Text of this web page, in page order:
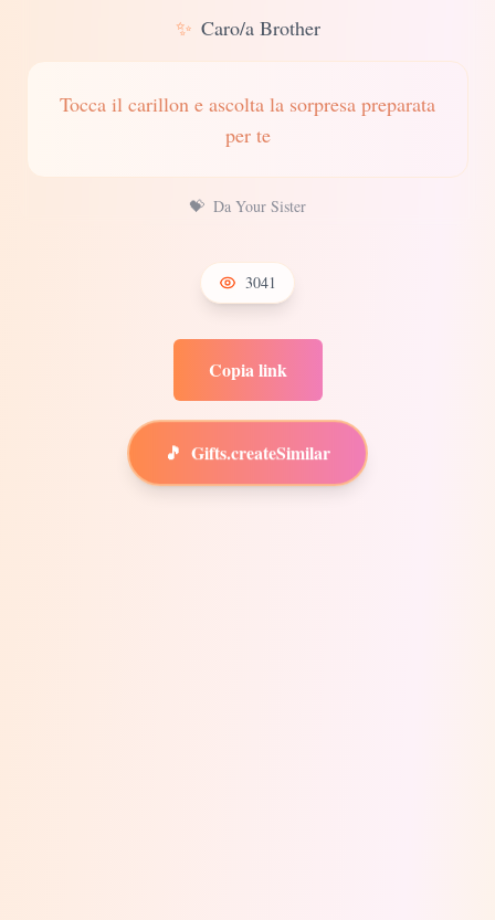
✨ Caro/a Brother
Tocca il carillon e ascolta la sorpresa preparata
per te
💝 Da Your Sister
3041
Copia link
🎵 Gifts.createSimilar